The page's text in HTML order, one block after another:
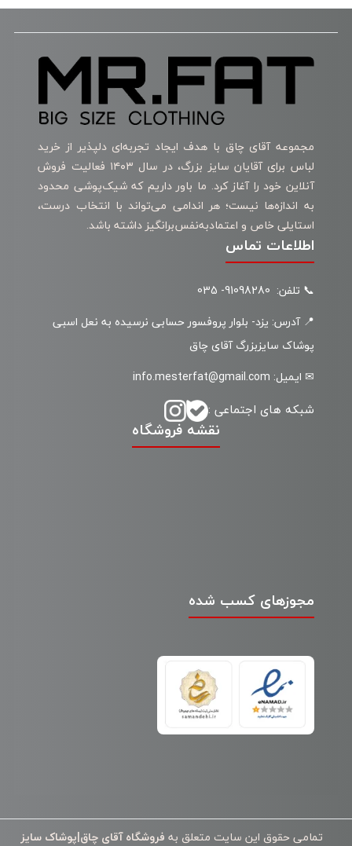
مجموعه آقای چاق با هدف ایجاد تجربه‌ای دلپذیر از خرید
لباس برای آقایان سایز بزرگ، در سال ۱۴۰۳ فعالیت فروش
آنلاین خود را آغاز کرد. ما باور داریم که شیک‌پوشی محدود
به اندازه‌ها نیست؛ هر اندامی می‌تواند با انتخاب درست،
استایلی خاص و اعتمادبه‌نفس‌برانگیز داشته باشد.
مجوزهای کسب شده
اطلاعات تماس
📞 تلفن: 91098280- 035
📍 آدرس: یزد- بلوار پروفسور حسابی نرسیده به نعل اسبی
پوشاک سایزبزرگ آقای چاق
✉ ایمیل: info.mesterfat@gmail.com
شبکه های اجتماعی :
نقشه فروشگاه
تمامی حقوق این سایت متعلق به فروشگاه آقای چاق|پوشاک سایز